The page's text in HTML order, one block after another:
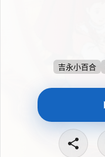
吉永小百合